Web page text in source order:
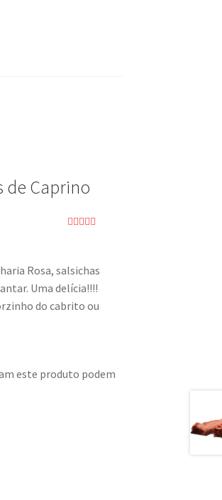
de Caprino
Rosa, salsichas
Uma delícia!!!!
do cabrito ou
este produto podem